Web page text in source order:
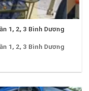
1, 2, 3 Bình Dương
1, 2, 3 Bình Dương